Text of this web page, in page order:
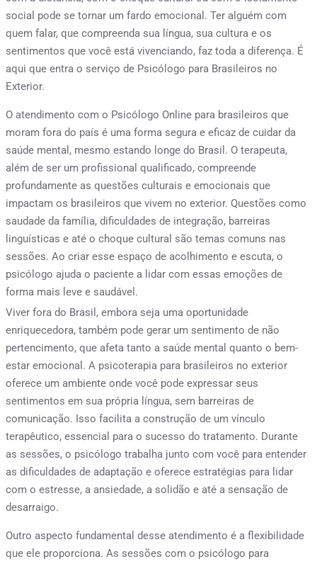
social pode se tornar um fardo emocional. Ter alguém com
quem falar, que compreenda sua língua, sua cultura e os
sentimentos que você está vivenciando, faz toda a diferença. É
aqui que entra o serviço de Psicólogo para Brasileiros no
Exterior.
O atendimento com o Psicólogo Online para brasileiros que
moram fora do país é uma forma segura e eficaz de cuidar da
saúde mental, mesmo estando longe do Brasil. O terapeuta,
além de ser um profissional qualificado, compreende
profundamente as questões culturais e emocionais que
impactam os brasileiros que vivem no exterior. Questões como
saudade da família, dificuldades de integração, barreiras
linguísticas e até o choque cultural são temas comuns nas
sessões. Ao criar esse espaço de acolhimento e escuta, o
psicólogo ajuda o paciente a lidar com essas emoções de
forma mais leve e saudável.
Viver fora do Brasil, embora seja uma oportunidade
enriquecedora, também pode gerar um sentimento de não
pertencimento, que afeta tanto a saúde mental quanto o bem-
estar emocional. A psicoterapia para brasileiros no exterior
oferece um ambiente onde você pode expressar seus
sentimentos em sua própria língua, sem barreiras de
comunicação. Isso facilita a construção de um vínculo
terapêutico, essencial para o sucesso do tratamento. Durante
as sessões, o psicólogo trabalha junto com você para entender
as dificuldades de adaptação e oferece estratégias para lidar
com o estresse, a ansiedade, a solidão e até a sensação de
desarraigo.
Outro aspecto fundamental desse atendimento é a flexibilidade
que ele proporciona. As sessões com o psicólogo para